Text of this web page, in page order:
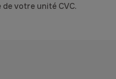
votre unité CVC.